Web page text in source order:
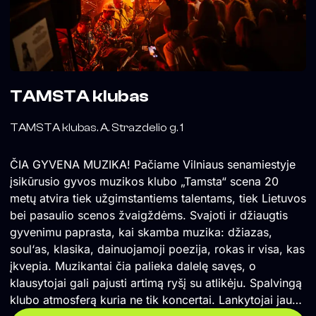
TAMSTA klubas
TAMSTA klubas. A. Strazdelio g. 1
ČIA GYVENA MUZIKA! Pačiame Vilniaus senamiestyje
įsikūrusio gyvos muzikos klubo „Tamsta“ scena 20
metų atvira tiek užgimstantiems talentams, tiek Lietuvos
bei pasaulio scenos žvaigždėms. Svajoti ir džiaugtis
gyvenimu paprasta, kai skamba muzika: džiazas,
soul‘as, klasika, dainuojamoji poezija, rokas ir visa, kas
įkvepia. Muzikantai čia palieka dalelę savęs, o
klausytojai gali pajusti artimą ryšį su atlikėju. Spalvingą
klubo atmosferą kuria ne tik koncertai. Lankytojai jau